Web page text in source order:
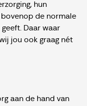
hun
de normale
Daar waar
jou ook graag nét
aan de hand van